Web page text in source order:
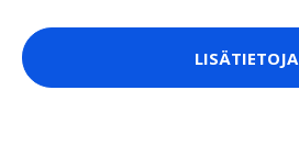
LISÄTIETOJA